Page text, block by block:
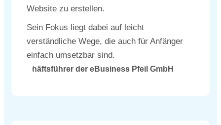
Website zu erstellen.
Sein Fokus liegt dabei auf leicht
verständliche Wege, die auch für Anfänger
einfach umsetzbar sind.